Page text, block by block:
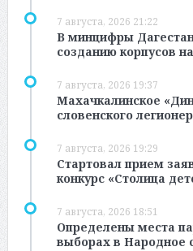
7 августа, 2026 21:22
В минцифры
созданию корпусов
7 августа, 2026 19:37
Махачкалинское
словенского
7 августа, 2026 19:29
Стартовал прием
конкурс «Столица
7 августа, 2026 18:51
Определены места
выборах в Народное